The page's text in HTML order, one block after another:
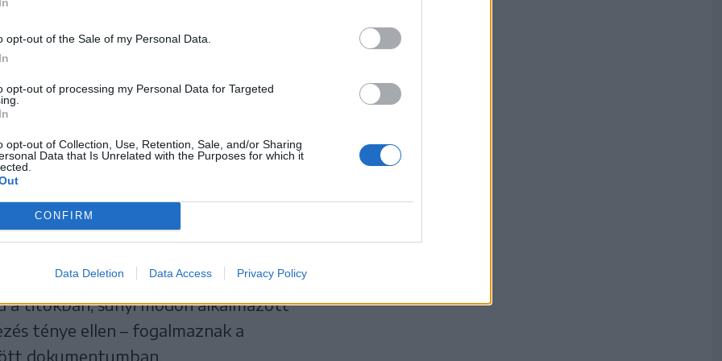
opt-out of the Sale of my Personal Data.
opt-out of processing my Personal Data for Targeted
opt-out of Collection, Use, Retention, Sale, and/or Sharing
Data that Is Unrelated with the Purposes for which it
CONFIRM
Data Deletion Data Access Privacy Policy
átnevezték a marosvásárhelyi
egyetemet
Palade nevét vette fel a marosvásárhelyi
hivatkozva. A névváltoztatást egy
jelentette be az egyetem rektora, Leonard
vezetősége, a magyar tagozat oktatói és
óta egyeztetések zajlanak,
titokban, sunyi módon alkalmazott
ténye ellen – fogalmaznak a
dokumentumban.